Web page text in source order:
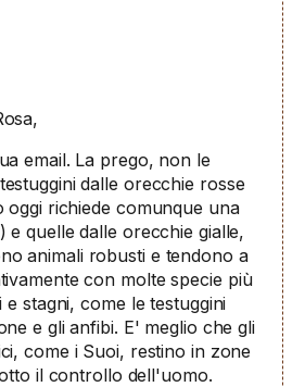
email. La prego, non le
dalle orecchie rosse
oggi richiede comunque una
e quelle dalle orecchie gialle,
animali robusti e tendono a
con molte specie più
e stagni, come le testuggini
e gli anfibi. E' meglio che gli
come i Suoi, restino in zone
il controllo dell'uomo.